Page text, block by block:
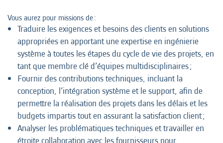
Vous aurez pour missions de :
Traduire les exigences et besoins des clients en solutions
appropriées en apportant une expertise en ingénierie
système à toutes les étapes du cycle de vie des projets, en
tant que membre clé d’équipes multidisciplinaires ;
Fournir des contributions techniques, incluant la
conception, l’intégration système et le support, afin de
permettre la réalisation des projets dans les délais et les
budgets impartis tout en assurant la satisfaction client ;
Analyser les problématiques techniques et travailler en